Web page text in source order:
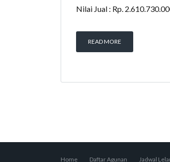
Nilai Jual : Rp.
READ MORE
Home Daftar Agunan Jadwal